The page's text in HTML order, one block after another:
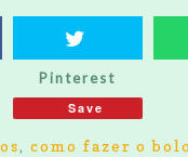
Pinterest
Save
,como fazer o